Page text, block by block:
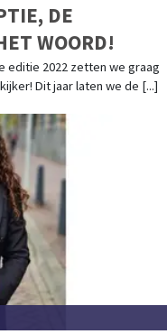
DE
WOORD!
editie 2022 zetten we graag
Dit jaar laten we de [...]